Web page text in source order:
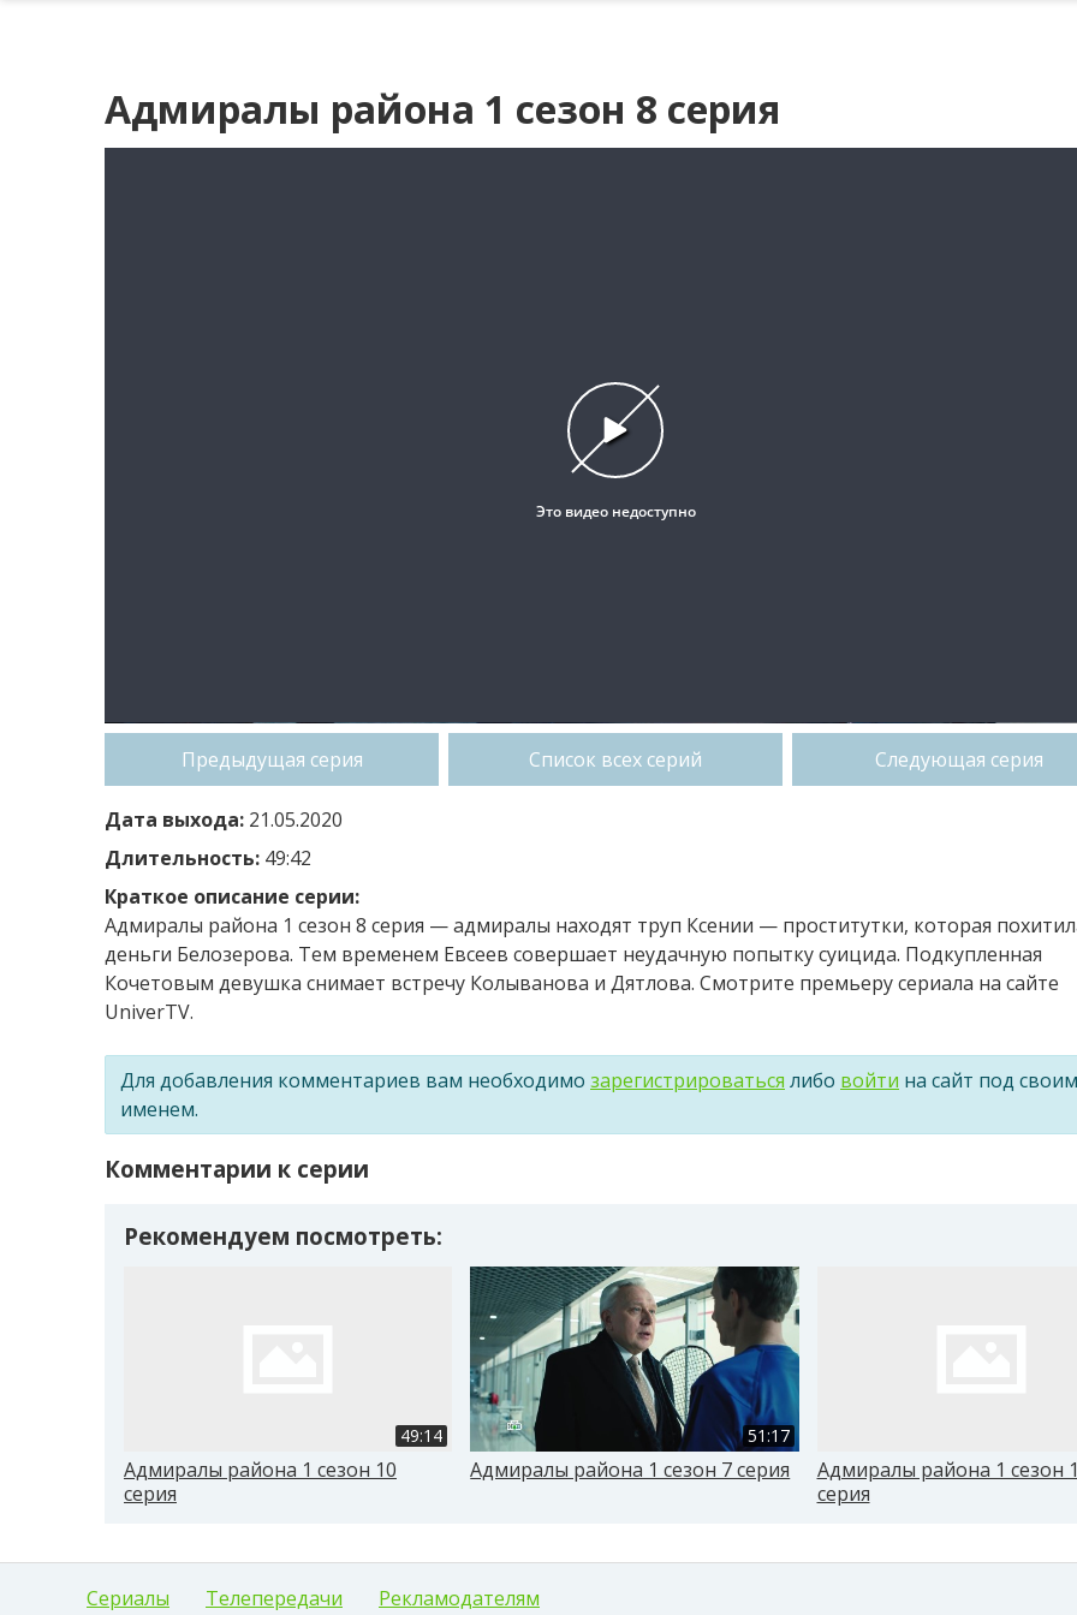
Адмиралы района 1 сезон 8 серия
Предыдущая серия Список всех серий Следующая серия
Дата выхода: 21.05.2020
Длительность: 49:42
Краткое описание серии:
Адмиралы района 1 сезон 8 серия — адмиралы находят труп Ксении — проститутки, которая
деньги Белозерова. Тем временем Евсеев совершает неудачную попытку суицида. Подкупленная
Кочетовым девушка снимает встречу Колыванова и Дятлова. Смотрите премьеру сериала на сайте
UniverTV.
Для добавления комментариев вам необходимо зарегистрироваться либо войти на сайт под своим
именем.
Комментарии к серии
Рекомендуем посмотреть:
49:14
Адмиралы района 1 сезон 10
серия
51:17
Адмиралы района 1 сезон 7 серия
Адмиралы района 1 сезон
серия
Сериалы Телепередачи Рекламодателям